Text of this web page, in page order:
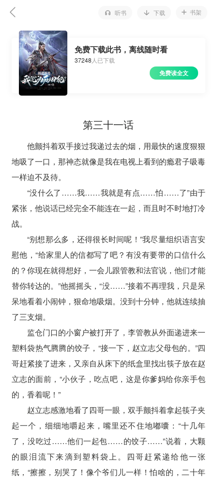
听书 下载 书架
免费下载此书，离线随时看
37248 人已下载
免费读全文
第三十一话
他颤抖着双手接过我递过去的烟，用最快的速度狠狠
地吸了一口，那神态就像是我在电视上看到的瘾君子吸毒
一样迫不及待。
“没什么了……我……我就是有点……怕……了”由于
紧张，他说话已经完全不能连在一起，而且时不时地打冷
战。
“别想那么多，还得很长时间呢！”我尽量组织语言安
慰他，“给家里人的信都写了吧？有没有要带的口信什么
的？你现在就得想好，一会儿跟管教和法官说，他们才能
替你转达的。”他摇摇头，“没……”接着不再理我，只是呆
呆地看着小闹钟，狠命地吸烟。没到十分钟，他就连续抽
了三支烟。
监仓门口的小窗户被打开了，李管教从外面递进来一
塑料袋热气腾腾的饺子，“接一下，赵立志父母包的。”四
哥赶紧接了进来，又亲自从床下的纸盒里找出筷子放在赵
立志的面前，“小伙子，吃点吧，这是你爹妈给你亲手包
的，香着呢！”
赵立志感激地看了四哥一眼，双手颤抖着拿起筷子夹
起一个，细细地嚼起来，嘴里还不住地嘟囔：“十几年
了，没吃过……他们一起包……的饺子……”说着，大颗
的眼泪流下来滴到塑料袋上。四哥赶紧递给他一张
纸，“擦擦，别哭了！像个爷们儿一样！怕啥的，二十年